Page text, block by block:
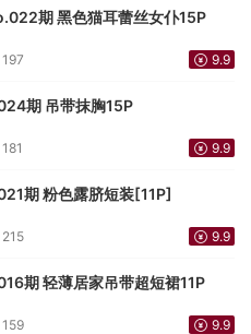
期 黑色猫耳蕾丝女仆15P
197 9.9
期 吊带抹胸15P
181 9.9
期 粉色露脐短装[11P]
215 9.9
期 轻薄居家吊带超短裙11P
159 9.9